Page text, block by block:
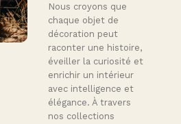
Nous croyons que
chaque objet de
décoration peut
raconter une histoire,
éveiller la curiosité et
enrichir un intérieur
avec intelligence et
élégance. À travers
nos collections